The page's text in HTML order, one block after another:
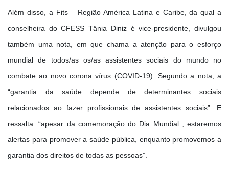
Além disso, a Fits – Região América Latina e Caribe, da qual a
conselheira do CFESS Tânia Diniz é vice-presidente, divulgou
também uma nota, em que chama a atenção para o esforço
mundial de todos/as os/as assistentes sociais do mundo no
combate ao novo corona vírus (COVID-19). Segundo a nota, a
“garantia da saúde depende de determinantes sociais
relacionados ao fazer profissionais de assistentes sociais”. E
ressalta: “apesar da comemoração do Dia Mundial , estaremos
alertas para promover a saúde pública, enquanto promovemos a
garantia dos direitos de todas as pessoas”.